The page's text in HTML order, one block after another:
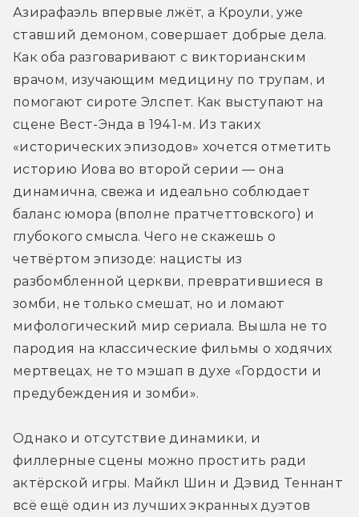
Азирафаэль впервые лжёт, а Кроули, уже
ставший демоном, совершает добрые дела.
Как оба разговаривают с викторианским
врачом, изучающим медицину по трупам, и
помогают сироте Элспет. Как выступают на
сцене Вест-Энда в 1941-м. Из таких
«исторических эпизодов» хочется отметить
историю Иова во второй серии — она
динамична, свежа и идеально соблюдает
баланс юмора (вполне пратчеттовского) и
глубокого смысла. Чего не скажешь о
четвёртом эпизоде: нацисты из
разбомбленной церкви, превратившиеся в
зомби, не только смешат, но и ломают
мифологический мир сериала. Вышла не то
пародия на классические фильмы о ходячих
мертвецах, не то мэшап в духе «Гордости и
предубеждения и зомби».
Однако и отсутствие динамики, и
филлерные сцены можно простить ради
актёрской игры. Майкл Шин и Дэвид Теннант
всё ещё один из лучших экранных дуэтов